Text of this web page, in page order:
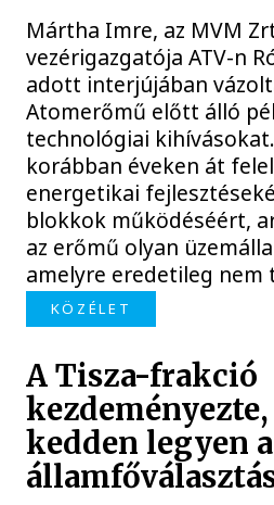
Mártha Imre, az MVM
vezérigazgatója ATV-n
adott interjújában
Atomerőmű előtt álló
technológiai
korábban éveken át
energetikai
blokkok működéséért,
az erőmű olyan
amelyre eredetileg nem
KÖZÉLET
A Tisza-frakció
kedden legyen